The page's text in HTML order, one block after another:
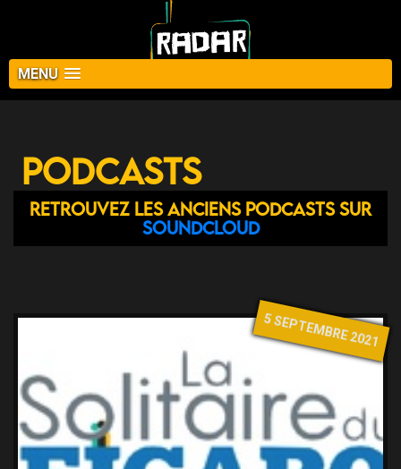
MENU
Podcasts
Retrouvez les anciens podcasts sur
Soundcloud
5 SEPTEMBRE 2021